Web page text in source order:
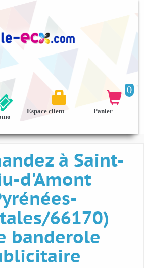
0

Panier

Espace client
à Saint-
d'Amont
66170)
banderole